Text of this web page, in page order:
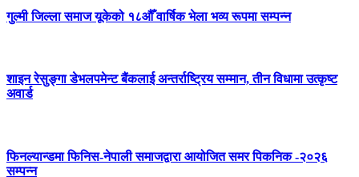
गुल्मी जिल्ला समाज यूकेको १८औँ वार्षिक भेला भव्य रूपमा सम्पन्न
शाइन रेसुङ्गा डेभलपमेन्ट बैंकलाई अन्तर्राष्ट्रिय सम्मान, तीन विधामा उत्कृष्ट
अवार्ड
फिनल्यान्डमा फिनिस-नेपाली समाजद्वारा आयोजित समर पिकनिक -२०२६
सम्पन्न